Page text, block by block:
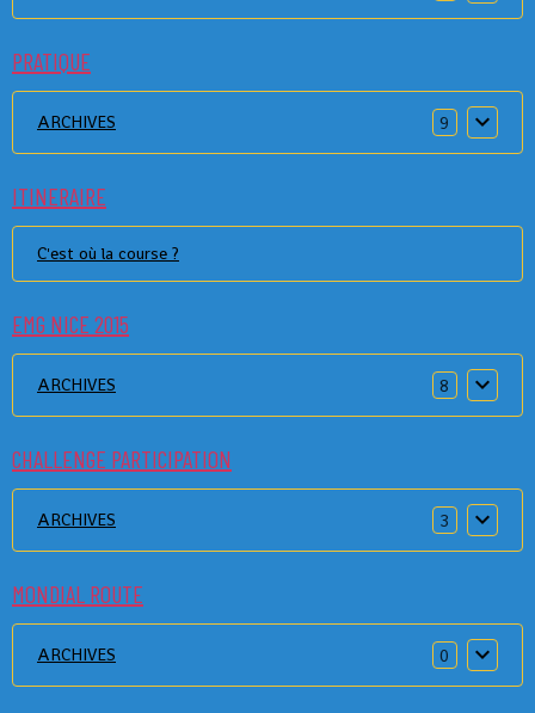
PRATIQUE
ARCHIVES 9
ITINERAIRE
C'est où la course ?
EMG NICE 2015
ARCHIVES 8
CHALLENGE PARTICIPATION
ARCHIVES 3
MONDIAL ROUTE
ARCHIVES 0